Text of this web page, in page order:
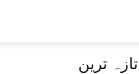
تازہ ترین